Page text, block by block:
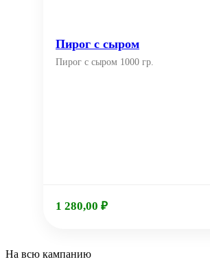
Пирог с сыром
Пирог с сыром 1000 гр.
1 280,00 ₽
На всю кампанию